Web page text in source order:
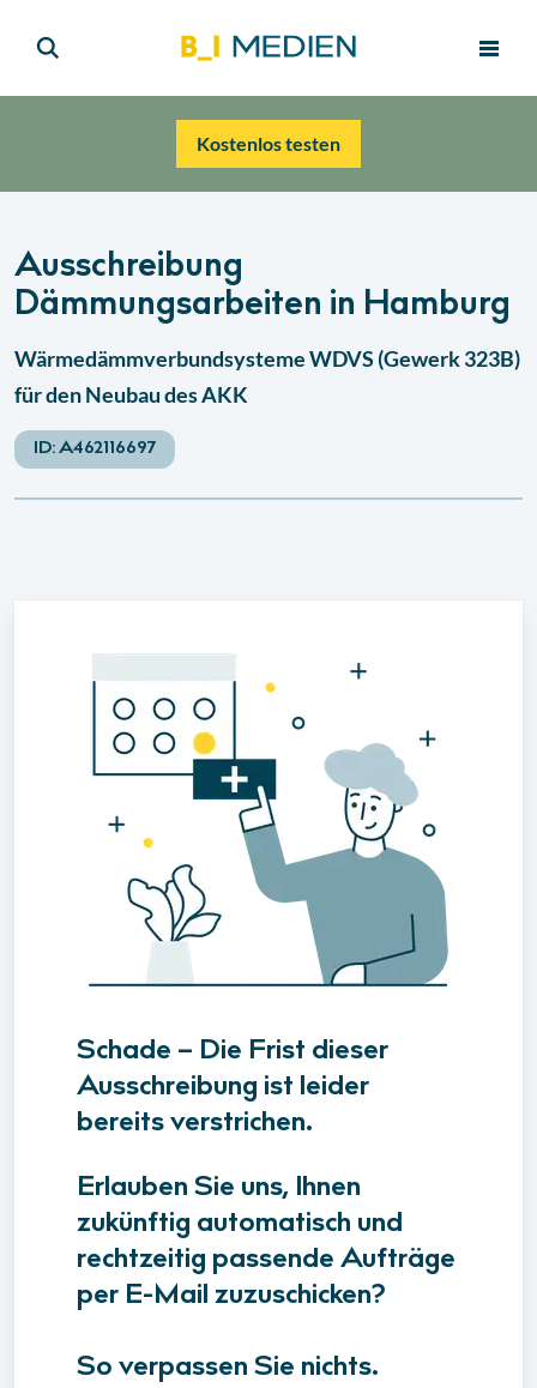
Kostenlos testen
Ausschreibung
Dämmungsarbeiten in Hamburg
Wärmedämmverbundsysteme WDVS (Gewerk 323B)
für den Neubau des AKK
ID:A462116697
Schade – Die Frist dieser
Ausschreibung ist leider
bereits verstrichen.
Erlauben Sie uns, Ihnen
zukünftig automatisch und
rechtzeitig passende Aufträge
per E-Mail zuzuschicken?
So verpassen Sie nichts.